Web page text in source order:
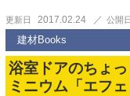
更新日 2017.02.24 公開日
建材Books
浴室ドアのちょ
ミニウム「エフェ